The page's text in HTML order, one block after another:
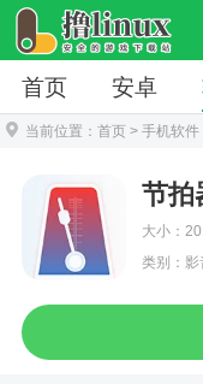
首页 安卓
当前位置： 首页 > 手机软件
节拍
大小：
类别：影